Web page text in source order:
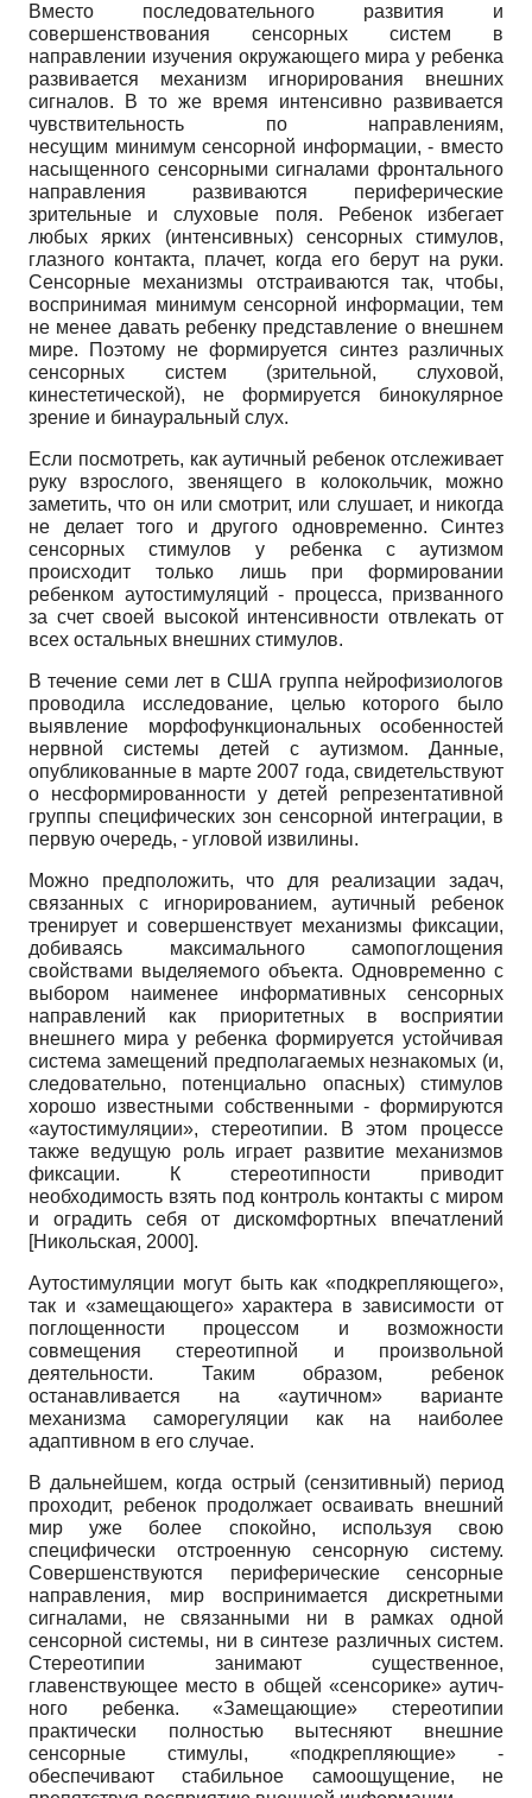
Вместо последовательного развития и
совершенствования сенсорных систем в
направлении изучения окружающего мира у ребенка
развивается механизм игнорирования внешних
сигналов. В то же время интенсивно развивается
чувствительность по направлениям,
несущим минимум сенсорной информации, - вместо
насыщенного сенсорными сигналами фронтального
направления развиваются периферические
зрительные и слуховые поля. Ребенок избегает
любых ярких (интенсивных) сенсорных стимулов,
глазного контакта, плачет, когда его берут на руки.
Сенсорные механизмы отстраиваются так, чтобы,
воспринимая минимум сенсорной информации, тем
не менее давать ребенку представление о внешнем
мире. Поэтому не формируется синтез различных
сенсорных систем (зрительной, слуховой,
кинестетической), не формируется бинокулярное
зрение и бинауральный слух.
Если посмотреть, как аутичный ребенок отслеживает
руку взрослого, звенящего в колокольчик, можно
заметить, что он или смотрит, или слушает, и никогда
не делает того и другого одновременно. Синтез
сенсорных стимулов у ребенка с аутизмом
происходит только лишь при формировании
ребенком аутостимуля­ций - процесса, призванного
за счет своей высокой интенсивности отвлекать от
всех остальных внешних стимулов.
В течение семи лет в США группа нейрофизиологов
проводила исследование, целью которого было
выявление морфо­функциональных особенностей
нервной системы детей с аутизмом. Данные,
опубликованные в марте 2007 года, свидетельствуют
о несформированности у детей репрезентативной
группы специфических зон сенсорной интеграции, в
первую очередь, - угловой извилины.
Можно предположить, что для реализации задач,
связанных с игнорированием, аутичный ребенок
тренирует и совершенствует механизмы фиксации,
добиваясь максимального самопоглощения
свойствами выделяемого объекта. Одновременно с
выбором наименее информативных сенсорных
направлений как приоритетных в восприятии
внешнего мира у ребенка формируется устойчивая
система замещений предполагаемых незнакомых (и,
следовательно, потенциально опасных) стимулов
хорошо известными собственными - формируются
«аутости­муляции», стереотипии. В этом процессе
также ведущую роль играет развитие механизмов
фиксации. К стереотипности приводит
необходимость взять под контроль контакты с миром
и оградить себя от дискомфортных впечатлений
[Никольская, 2000].
Аутостимуляции могут быть как «подкрепляющего»,
так и «замещающего» характера в зависимости от
поглощенно­сти процессом и возможности
совмещения стереотипной и произвольной
деятельности. Таким образом, ребенок
останавливается на «аутичном» варианте
механизма саморегуляции как на наиболее
адаптивном в его случае.
В дальнейшем, когда острый (сензи­тивный) период
проходит, ребенок продолжает осваивать внешний
мир уже более спокойно, используя свою
специфически отстроенную сенсорную систему.
Совершенствуются периферические сенсорные
направления, мир воспринимается дискретными
сигналами, не связанными ни в рамках одной
сенсорной системы, ни в синтезе различных систем.
Стереоти­пии занимают существенное,
главенствующее место в общей «сенсорике» аутич­
ного ребенка. «Замещающие» стереоти­пии
практически полностью вытесняют внешние
сенсорные стимулы, «подкрепляющие» -
обеспечивают стабильное самоощущение, не